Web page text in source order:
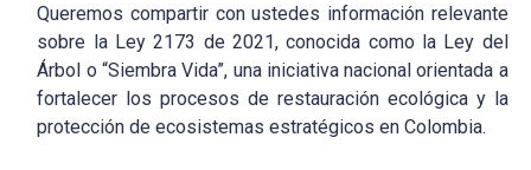
Queremos compartir con ustedes información relevante
sobre la Ley 2173 de 2021, conocida como la Ley del
Árbol o “Siembra Vida”, una iniciativa nacional orientada a
fortalecer los procesos de restauración ecológica y la
protección de ecosistemas estratégicos en Colombia.